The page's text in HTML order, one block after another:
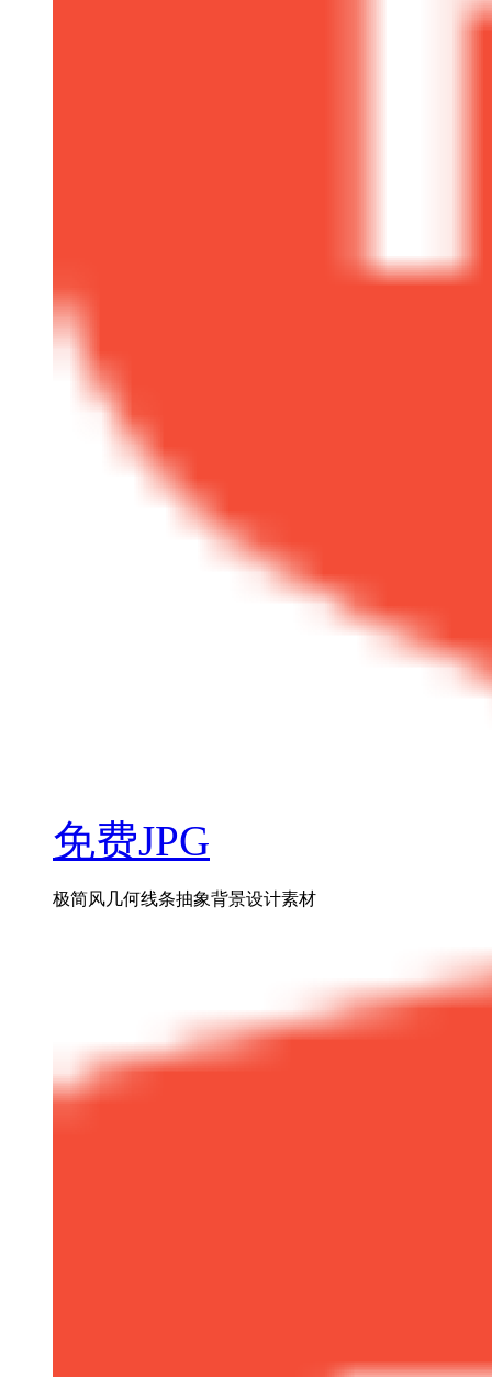
免费JPG
极简风几何线条抽象背景设计素材